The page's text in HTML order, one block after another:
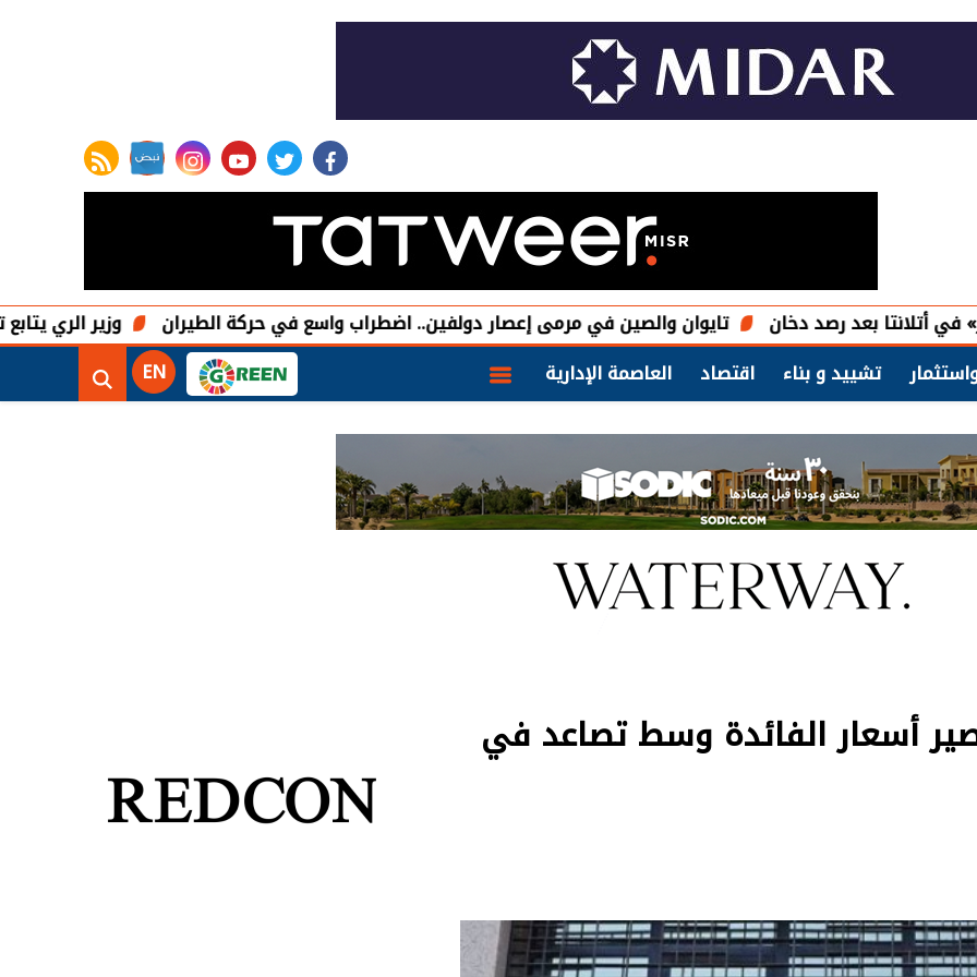
facebook
twitter
youtube
instagram
rss feed
وزير الري يتابع تايوان والصين في مرمى إعصار دولفين.. اضطراب واسع في حركة الطيران أتلانتا بعد رصد دخان
تشييد و بناء اقتصاد العاصمة الإدارية EN
أسعار الفائدة وسط تصاعد في